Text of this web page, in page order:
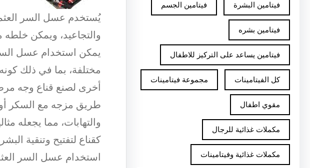
فيتامين البشرة فيتامين الجسم
فيتامين بشره
فيتامين يساعد على التركيز للاطفال
كل الفيتامينات مجموعة فيتامينات
مقوي اطفال
مكملات غذائية للرجال
مكملات غذائية وفيتامينات
يُستخدم عسل السر
والتجاعيد، ويمكن خلطه
يمكن استخدام عسل
مختلفة، بما في ذلك
أخرى لصنع قناع وجه
طريق مزجه مع السكر أو
والتهابات، مما يجعله
كقناع لتفتيح وتنقية
استخدام عسل السر